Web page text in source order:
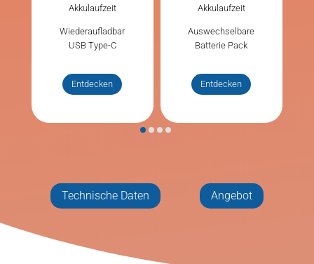
Akkulaufzeit
Wiederaufladbar
USB Type-C
Entdecken
Akkulaufzeit
Auswechselbare
Batterie Pack
Entdecken
Technische Daten Angebot